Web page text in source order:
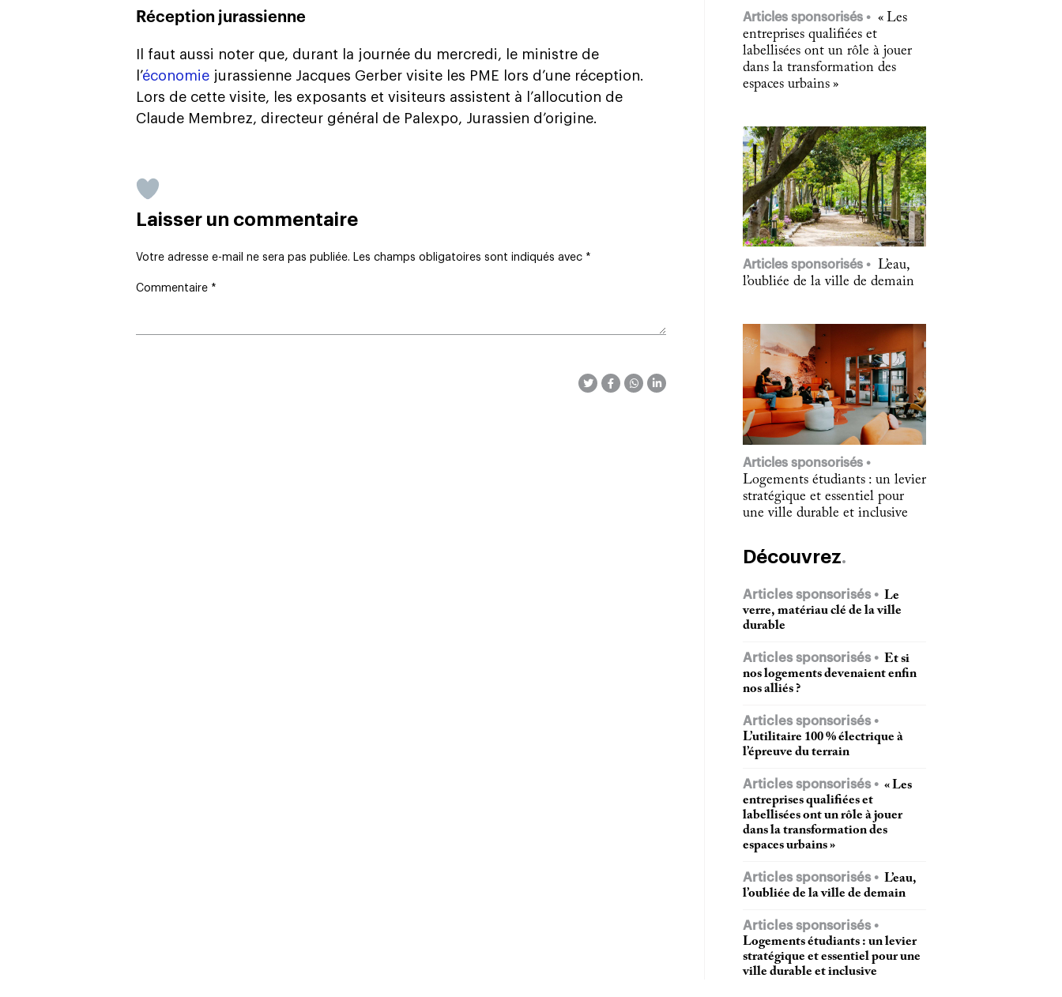
Réception jurassienne
Il faut aussi noter que, durant la journée du mercredi, le ministre de
l’économie jurassienne Jacques Gerber visite les PME lors d’une réception.
Lors de cette visite, les exposants et visiteurs assistent à l’allocution de
Claude Membrez, directeur général de Palexpo, Jurassien d’origine.
Laisser un commentaire
Votre adresse e-mail ne sera pas publiée. Les champs obligatoires sont indiqués avec *
Commentaire *
Articles sponsorisés
« Les
entreprises qualifiées et
labellisées ont un rôle à jouer
dans la transformation des
espaces urbains »
Articles sponsorisés
L’eau,
l’oubliée de la ville de demain
Articles sponsorisés
Logements étudiants : un levier
stratégique et essentiel pour
une ville durable et inclusive
Découvrez
Articles sponsorisés
Le
verre, matériau clé de la ville
durable
Articles sponsorisés
Et si
nos logements devenaient enfin
nos alliés ?
Articles sponsorisés
L’utilitaire 100 % électrique à
l’épreuve du terrain
Articles sponsorisés
« Les
entreprises qualifiées et
labellisées ont un rôle à jouer
dans la transformation des
espaces urbains »
Articles sponsorisés
L’eau,
l’oubliée de la ville de demain
Articles sponsorisés
Logements étudiants : un levier
stratégique et essentiel pour une
ville durable et inclusive